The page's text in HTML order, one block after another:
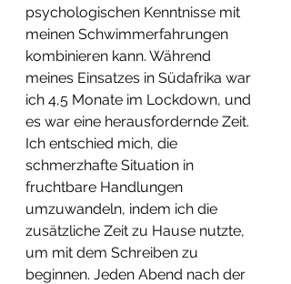
psychologischen Kenntnisse mit
meinen Schwimmerfahrungen
kombinieren kann. Während
meines Einsatzes in Südafrika war
ich 4,5 Monate im Lockdown, und
es war eine herausfordernde Zeit.
Ich entschied mich, die
schmerzhafte Situation in
fruchtbare Handlungen
umzuwandeln, indem ich die
zusätzliche Zeit zu Hause nutzte,
um mit dem Schreiben zu
beginnen. Jeden Abend nach der